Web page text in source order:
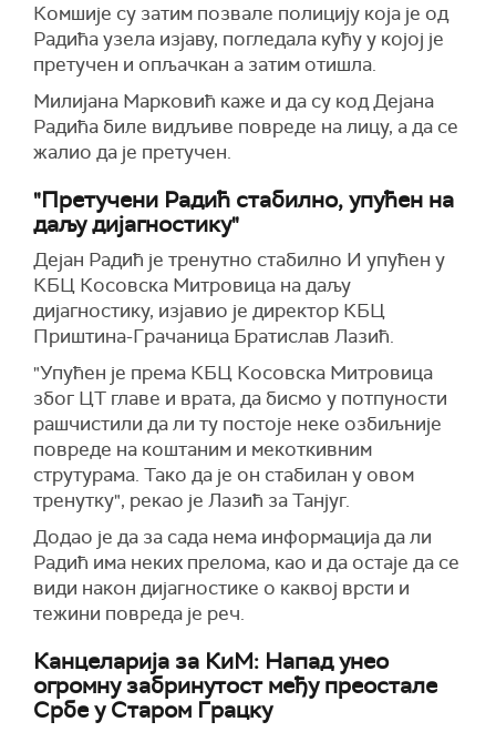
Комшије су затим позвале полицију која је од
Радића узела изјаву, погледала кућу у којој је
претучен и опљачкан а затим отишла.
Милијана Марковић каже и да су код Дејана
Радића биле видљиве повреде на лицу, а да се
жалио да је претучен.
"Претучени Радић стабилно, упућен на
даљу дијагностику"
Дејан Радић је тренутно стабилно И упућен у
КБЦ Косовска Митровица на даљу
дијагностику, изјавио је директор КБЦ
Приштина-Грачаница Братислав Лазић.
"Упућен је према КБЦ Косовска Митровица
због ЦТ главе и врата, да бисмо у потпуности
рашчистили да ли ту постоје неке озбиљније
повреде на коштаним и мекоткивним
струтурама. Тако да је он стабилан у овом
тренутку", рекао је Лазић за Танјуг.
Додао је да за сада нема информација да ли
Радић има неких прелома, као и да остаје да се
види након дијагностике о каквој врсти и
тежини повреда је реч.
Канцеларија за КиМ: Напад унео
огромну забринутост међу преостале
Србе у Старом Грацку